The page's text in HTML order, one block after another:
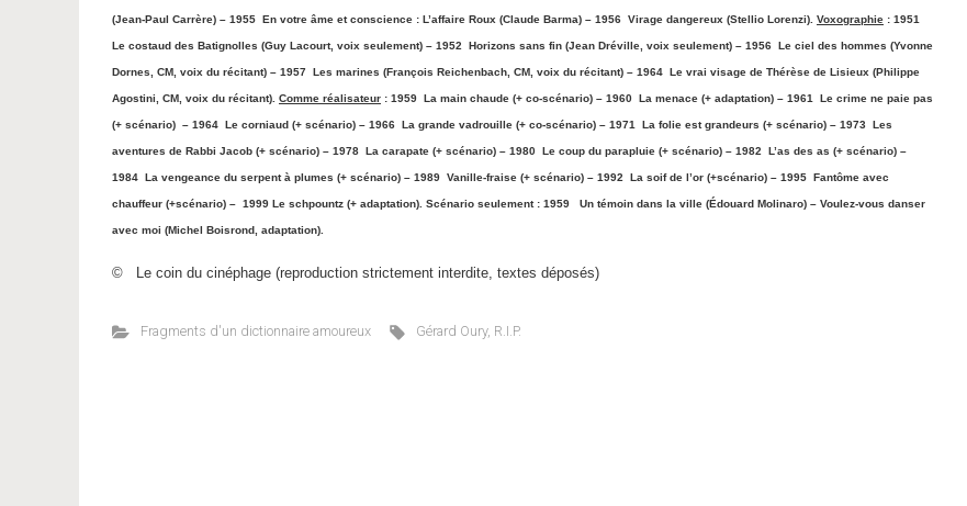
(Jean-Paul Carrère) – 1955 En votre âme et conscience : L’affaire Roux (Claude Barma) – 1956 Virage dangereux (Stellio Lorenzi). Voxographie : 1951
Le costaud des Batignolles (Guy Lacourt, voix seulement) – 1952 Horizons sans fin (Jean Dréville, voix seulement) – 1956 Le ciel des hommes (Yvonne
Dornes, CM, voix du récitant) – 1957 Les marines (François Reichenbach, CM, voix du récitant) – 1964 Le vrai visage de Thérèse de Lisieux (Philippe
Agostini, CM, voix du récitant). Comme réalisateur : 1959 La main chaude (+ co-scénario) – 1960 La menace (+ adaptation) – 1961 Le crime ne paie pas
(+ scénario) – 1964 Le corniaud (+ scénario) – 1966 La grande vadrouille (+ co-scénario) – 1971 La folie est grandeurs (+ scénario) – 1973 Les
aventures de Rabbi Jacob (+ scénario) – 1978 La carapate (+ scénario) – 1980 Le coup du parapluie (+ scénario) – 1982 L’as des as (+ scénario) –
1984 La vengeance du serpent à plumes (+ scénario) – 1989 Vanille-fraise (+ scénario) – 1992 La soif de l’or (+scénario) – 1995 Fantôme avec
chauffeur (+scénario) – 1999 Le schpountz (+ adaptation). Scénario seulement : 1959 Un témoin dans la ville (Édouard Molinaro) – Voulez-vous danser
avec moi (Michel Boisrond, adaptation).
© Le coin du cinéphage (reproduction strictement interdite, textes déposés)
Fragments d'un dictionnaire amoureux Gérard Oury, R.I.P.